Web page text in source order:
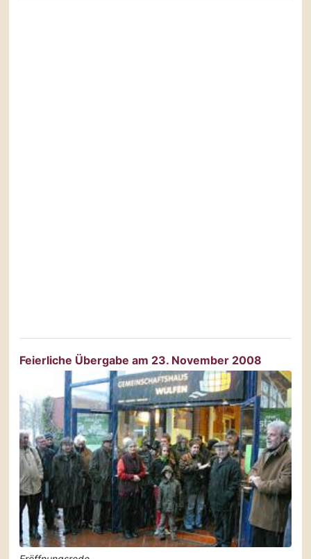
Feierliche Übergabe am 23. November 2008